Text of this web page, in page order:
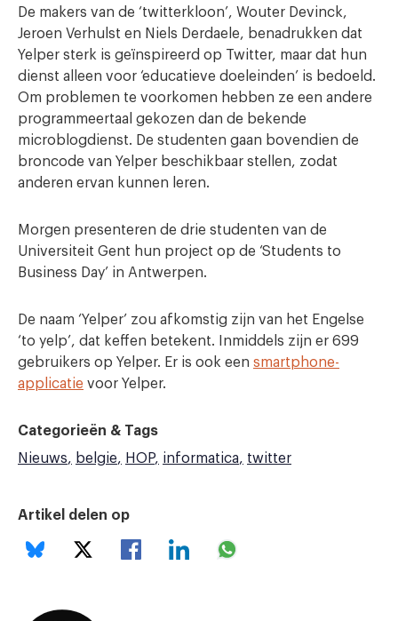
De makers van de ‘twitterkloon’, Wouter Devinck,
Jeroen Verhulst en Niels Derdaele, benadrukken dat
Yelper sterk is geïnspireerd op Twitter, maar dat hun
dienst alleen voor ‘educatieve doeleinden’ is bedoeld.
Om problemen te voorkomen hebben ze een andere
programmeertaal gekozen dan de bekende
microblogdienst. De studenten gaan bovendien de
broncode van Yelper beschikbaar stellen, zodat
anderen ervan kunnen leren.
Morgen presenteren de drie studenten van de
Universiteit Gent hun project op de ‘Students to
Business Day’ in Antwerpen.
De naam ‘Yelper’ zou afkomstig zijn van het Engelse
‘to yelp’, dat keffen betekent. Inmiddels zijn er 699
gebruikers op Yelper. Er is ook een smartphone-
applicatie voor Yelper.
Categorieën & Tags
Nieuws
belgie HOP informatica twitter
Artikel delen op